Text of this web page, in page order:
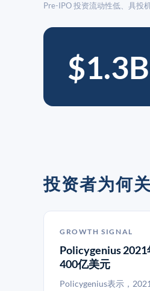
Pre-IPO 投资流动性低、具投
投资者为何
GROWTH SIGNAL
Policygenius
400亿美元
Policygenius表示，